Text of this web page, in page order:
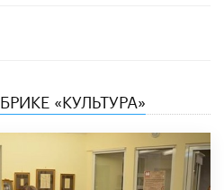
«КУЛЬТУРА»